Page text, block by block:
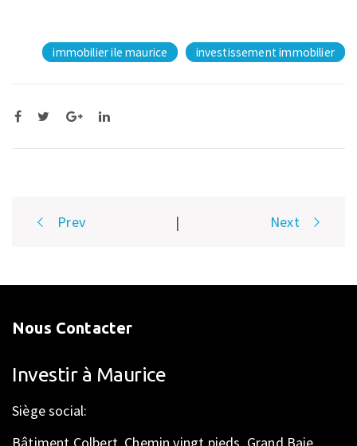
immobilier ile maurice investissement immobilier
PostPrev | Next
Nous Contacter
Investir à Maurice
Siège social: